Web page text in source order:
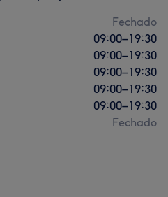
Fechado
09:00–19:30
09:00–19:30
09:00–19:30
09:00–19:30
09:00–19:30
Fechado